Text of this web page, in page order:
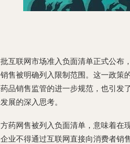
互联网市场准入负面清单正式公布
售被明确列入限制范围。这一政策
品销售监管的进一步规范，也引发
展的深入思考。
药网售被列入负面清单，意味着在
业不得通过互联网直接向消费者销